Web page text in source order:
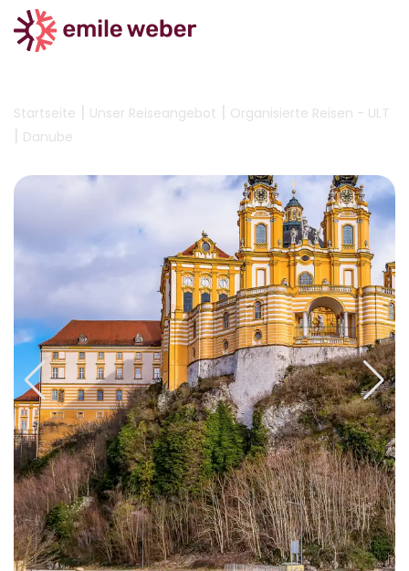
Startseite | Unser Reiseangebot | Organisierte Reisen - ULT
| Danube